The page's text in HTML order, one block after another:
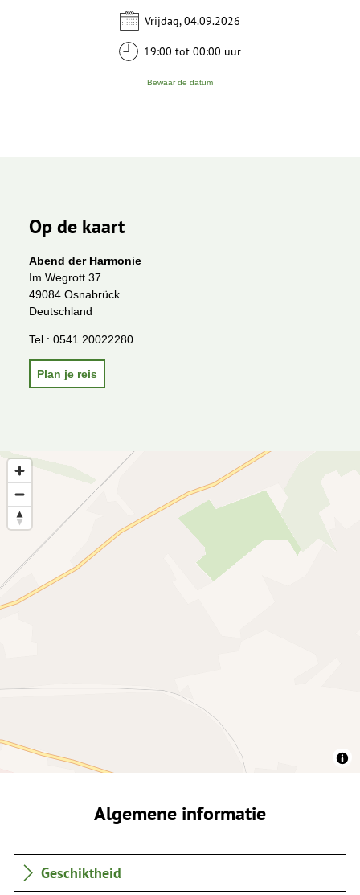
Vrijdag, 04.09.2026
19:00 tot 00:00 uur
Bewaar de datum
Op de kaart
Abend der Harmonie
Im Wegrott 37
49084 Osnabrück
Deutschland
Tel.: 0541 20022280
Plan je reis
Algemene informatie
Geschiktheid